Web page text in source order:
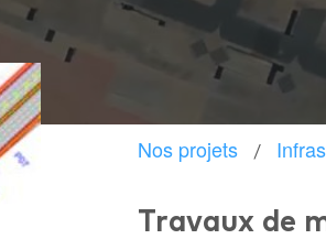
Nos projets
Travaux de